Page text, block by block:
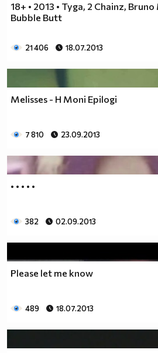
18+ • 2013 • Tyga, 2 Chainz,
Bubble Butt
21 406 18.07.2013
Melisses - H Moni Epilogi
7 810 23.09.2013
• • • • •
382 02.09.2013
Please let me know
489 18.07.2013